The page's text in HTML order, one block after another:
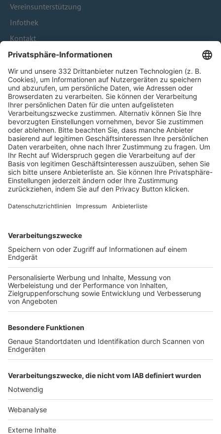
Vereinsunterstützung
Infothek
Kontakt
HÄUFIG BESUCHTE SEITEN
Pässe und Vereinswechsel
Trainerausbildung
Schulungsangebot Vereinsmitarbeiter
BFV-Geschäftsstellen
Trainerbörse
Login SpielPlus
FOLGE DEM BFV
TOP-VEREINE
TOP-PARTNER
Nutzungsbedingungen Datenschutz Impressum